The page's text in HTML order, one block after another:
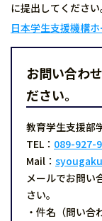
に提出してください
日本学生支援機構
お問い合わ
ださい。
教育学生支援部
TEL： 089-927-
Mail：
メールでお問い
さい。
・件名（問い合